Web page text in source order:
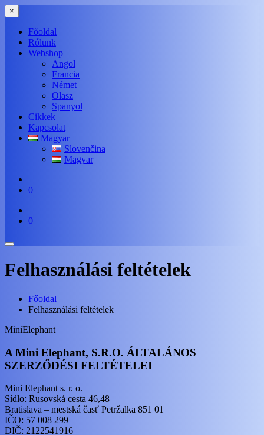
×
Főoldal
Rólunk
Webshop
Angol
Francia
Német
Olasz
Spanyol
Cikkek
Kapcsolat
Magyar
Slovenčina
Magyar
0
0
Felhasználási feltételek
Főoldal
Felhasználási feltételek
MiniElephant
A Mini Elephant, S.R.O. ÁLTALÁNOS
SZERZŐDÉSI FELTÉTELEI
Mini Elephant s. r. o.
Sídlo: Rusovská cesta 46,48
Bratislava – mestská časť Petržalka 851 01
IČO: 57 008 299
DIČ: 2122541916